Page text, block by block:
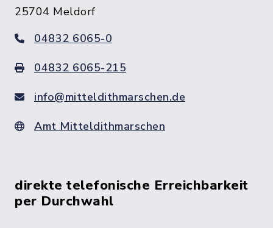
25704 Meldorf
04832 6065-0
04832 6065-215
info@mitteldithmarschen.de
Amt Mitteldithmarschen
direkte telefonische Erreichbarkeit
per Durchwahl